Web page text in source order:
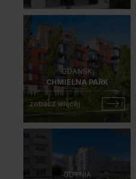
GDAŃSK
CHMIELNA PARK
zobacz więcej
GDYNIA